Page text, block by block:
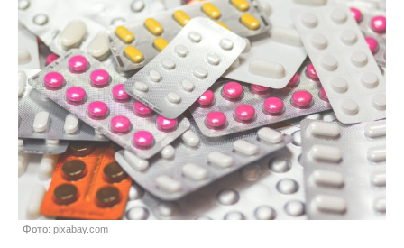
Фото: pixabay.com